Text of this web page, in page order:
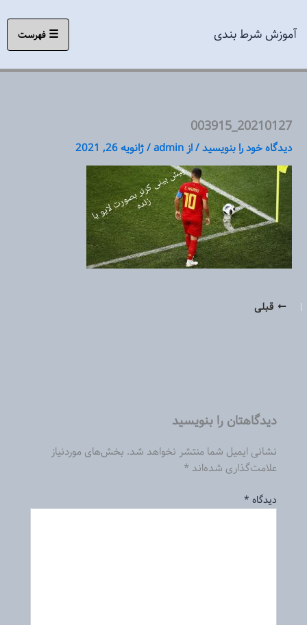
محتواآموزش شرط بندی ☰ فهرست
20210127_003915
دیدگاه‌ خود را بنویسید / از admin
/ژانویه 26, 2021
قبلی
دیدگاهتان را بنویسید
نشانی ایمیل شما منتشر نخواهد شد. بخش‌های موردنیاز
علامت‌گذاری شده‌اند*
دیدگاه *